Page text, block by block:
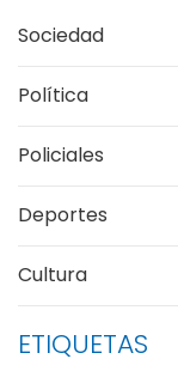
Sociedad
Política
Policiales
Deportes
Cultura
ETIQUETAS